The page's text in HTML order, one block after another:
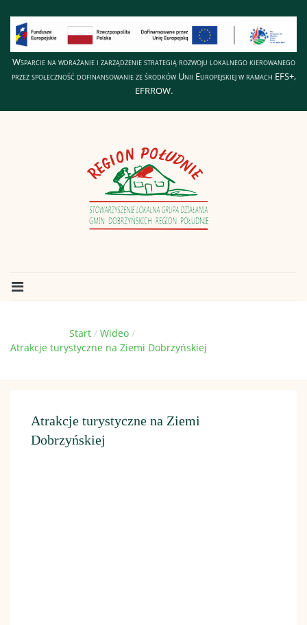
Wsparcie na wdrażanie i zarządzenie strategią rozwoju lokalnego kierowanego
przez społeczność dofinansowanie ze środków Unii Europejskiej w ramach EFS+,
EFRROW.
Start
Wideo
Atrakcje turystyczne na Ziemi Dobrzyńskiej
Atrakcje turystyczne na Ziemi
Dobrzyńskiej